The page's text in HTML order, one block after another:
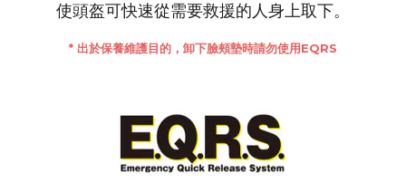
使頭盔可快速從需要救援的人身上取下。
* 出於保養維護目的，卸下臉頰墊時請勿使用EQRS